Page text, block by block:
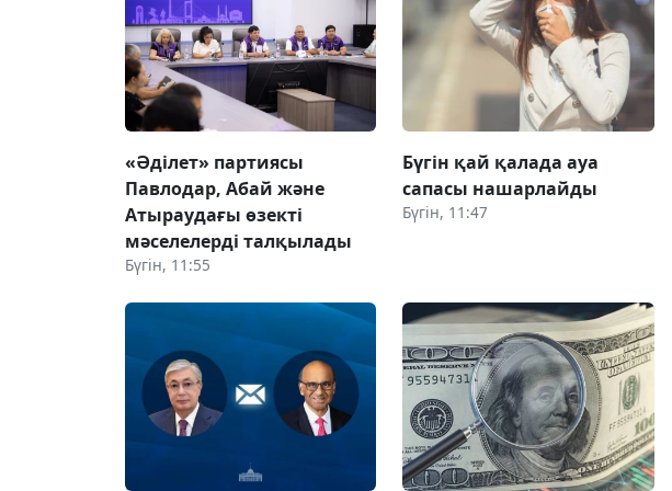
«Әділет» партиясы
Павлодар, Абай және
Атыраудағы өзекті
мәселелерді талқылады
Бүгін, 11:55
Бүгін қай қалада ауа
сапасы нашарлайды
Бүгін, 11:47